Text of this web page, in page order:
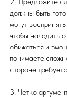
должны быть
могут
чтобы наладить
обижаться и
понимаете
стороне
3. Четко